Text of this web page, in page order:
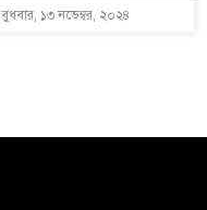
বুধবার, ১৩ নভেম্বর, ২০২৪